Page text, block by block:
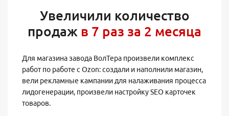
Увеличили количество
продаж в 7 раз за 2 месяца
Для магазина завода ВолТера произвели комплекс
работ по работе с Ozon: создали и наполнили магазин,
вели рекламные кампании для налаживания процесса
лидогенерации, произвели настройку SEO карточек
товаров.